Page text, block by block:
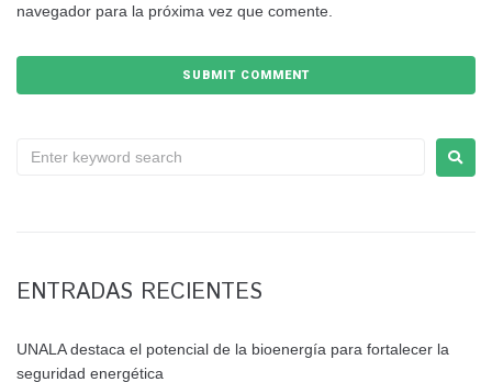
navegador para la próxima vez que comente.
ENTRADAS RECIENTES
UNALA destaca el potencial de la bioenergía para fortalecer la
seguridad energética